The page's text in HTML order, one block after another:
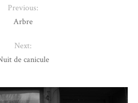
Previous:
Arbre
Next:
de canicule